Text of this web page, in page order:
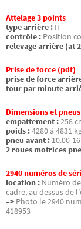
Attelage 3 points
type arrière : II
contrôle : Position
relevage arrière (at
Prise de force (pdf)
prise de force
tour par minute
Dimensions et pneus
empattement :258
poids :4280 à 4831
pneu avant : 10.00-16
2 roues motrices
2940 numéros de
location : Numéro
cadre, au dessus de
–> Photo le 2940
418953